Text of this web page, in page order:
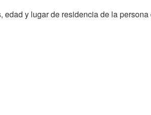
y lugar de residencia de la